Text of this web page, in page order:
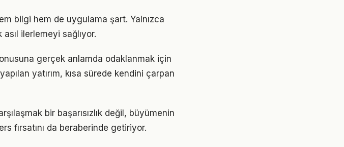
bilgi hem de uygulama şart. Yalnızca
ilerlemeyi sağlıyor.
gerçek anlamda odaklanmak için
yatırım, kısa sürede kendini çarpan
bir başarısızlık değil, büyümenin
fırsatını da beraberinde getiriyor.